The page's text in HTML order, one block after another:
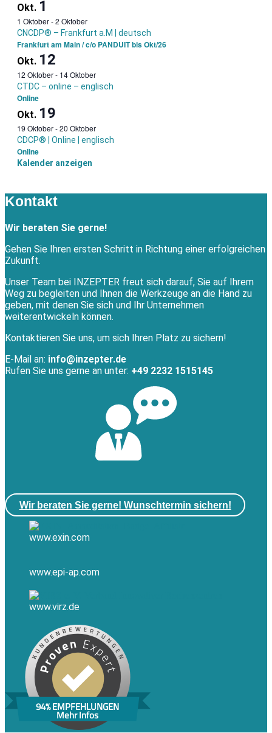
Okt. 1
1 Oktober-2 Oktober
CNCDP® – Frankfurt a.M | deutsch
Frankfurt am Main / c/o PANDUIT bis Okt/26
Okt. 12
12 Oktober- 14 Oktober
CTDC – online – englisch
Online
Okt. 19
19 Oktober-20 Oktober
CDCP® | Online | englisch
Online
Kalender anzeigen
Kontakt
Wir beraten Sie gerne!
Gehen Sie Ihren ersten Schritt in Richtung einer erfolgreichen
Zukunft.
Unser Team bei INZEPTER freut sich darauf, Sie auf Ihrem
Weg zu begleiten und Ihnen die Werkzeuge an die Hand zu
geben, mit denen Sie sich und Ihr Unternehmen
weiterentwickeln können.
Kontaktieren Sie uns, um sich Ihren Platz zu sichern!
E-Mail an: info@inzepter.de
Rufen Sie uns gerne an unter: +49 2232 1515145
Wir beraten Sie gerne! Wunschtermin sichern!
www.exin.com
www.epi-ap.com
www.virz.de
94% EMPFEHLUNGEN
Mehr Infos